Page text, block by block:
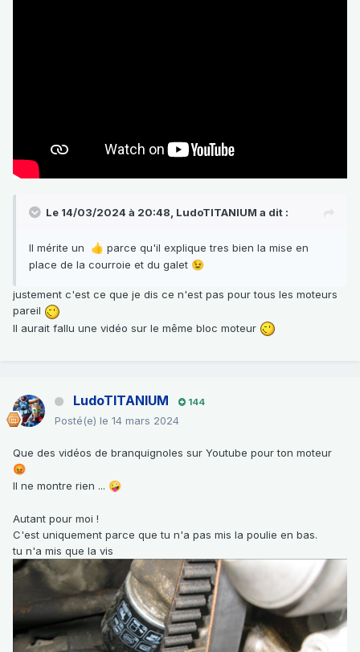
Le 14/03/2024 à 20:48, LudoTITANIUM a dit :
Il mérite un 👍 parce qu'il explique tres bien la mise en
place de la courroie et du galet 😉
justement c'est ce que je dis ce n'est pas pour tous les moteurs
pareil
Il aurait fallu une vidéo sur le même bloc moteur
LudoTITANIUM 144
Posté(e) le 14 mars 2024
Que des vidéos de branquignoles sur Youtube pour ton moteur
😡
Il ne montre rien ... 🤪
Autant pour moi !
C'est uniquement parce que tu n'a pas mis la poulie en bas.
tu n'a mis que la vis